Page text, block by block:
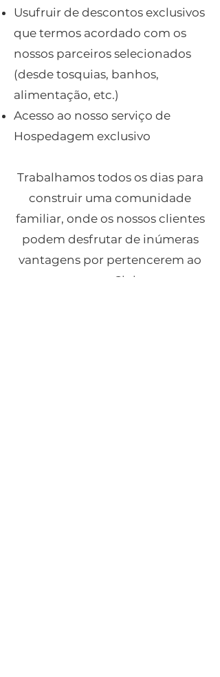
Usufruir de descontos exclusivos
que termos acordado com os
nossos parceiros selecionados
(desde tosquias, banhos,
alimentação, etc.)
Acesso ao nosso serviço de
Hospedagem exclusivo
Trabalhamos todos os dias para
construir uma comunidade
familiar, onde os nossos clientes
podem desfrutar de inúmeras
vantagens por pertencerem ao
nosso Club.